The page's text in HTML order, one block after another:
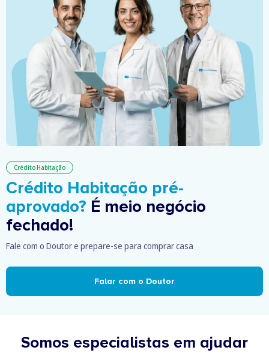
Crédito Habitação
Crédito Habitação pré-
aprovado? É meio negócio
fechado!
Fale com o Doutor e prepare-se para comprar casa
Falar com o Doutor
Somos especialistas em ajudar